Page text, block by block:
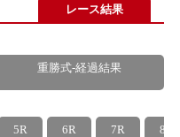
レース結果
重勝式-経過結果
5R 6R 7R 8R